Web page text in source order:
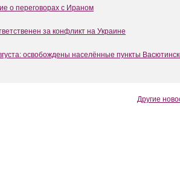
о переговорах с Ираном
за конфликт на Украине
освобождены населённые пункты
Другие